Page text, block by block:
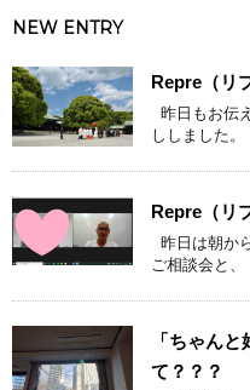
NEW ENTRY
Repre（リ
昨日もお伝
ししました
Repre（リ
昨日は朝か
ご相談会と、
「ちゃん
て？？？